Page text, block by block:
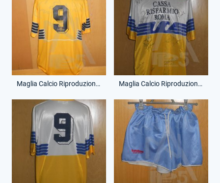
Maglia Calcio Riproduzione - Campionato Serie B - Giuliano Fiorini - 9 - (Retro) Maglia Calcio Riproduzione - Campionato Serie B - Giuliano Fiorini - 9 - (Fronte)